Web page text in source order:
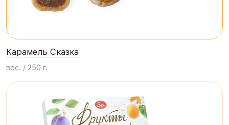
Карамель Сказка
вес. / 250 г.